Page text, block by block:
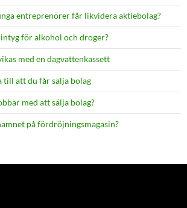
entreprenörer får likvidera aktiebolag?
för alkohol och droger?
med en dagvattenkassett
till att du får sälja bolag
med att sälja bolag?
på fördröjningsmagasin?